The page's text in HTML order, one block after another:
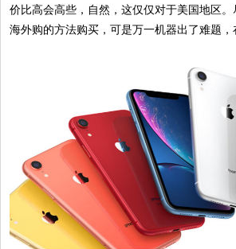
价比高会高些，自然，这仅仅对于美国地区
海外购的方法购买，可是万一机器出了难题，